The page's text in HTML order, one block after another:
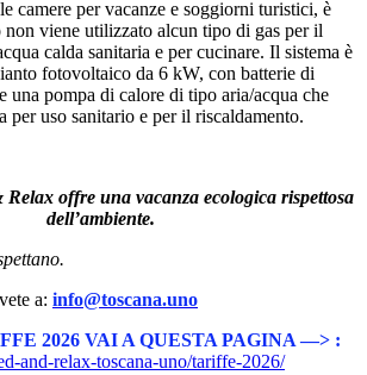
camere per vacanze e soggiorni turistici, è
non viene utilizzato alcun tipo di gas per il
calda sanitaria e per cucinare. Il sistema è
fotovoltaico da 6 kW, con batterie di
una pompa di calore di tipo aria/acqua che
per uso sanitario e per il riscaldamento.
offre una vacanza ecologica rispettosa
dell’ambiente.
a: info@toscana.uno
2026 VAI A QUESTA PAGINA —> :
and-relax-toscana-uno/tariffe-2026/